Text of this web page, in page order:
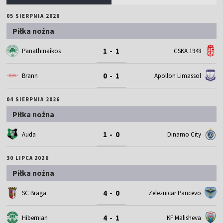
05 SIERPNIA 2026
Piłka nożna
Panathinaikos 1 - 1 CSKA 1948
Brann 0 - 1 Apollon Limassol
04 SIERPNIA 2026
Piłka nożna
Auda 1 - 0 Dinamo City
30 LIPCA 2026
Piłka nożna
SC Braga 4 - 0 Zeleznicar Pancevo
Hibernian 4 - 1 KF Malisheva